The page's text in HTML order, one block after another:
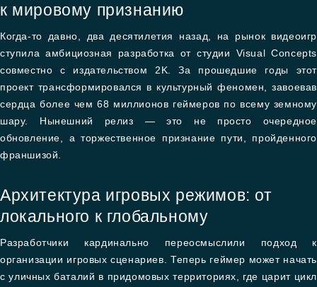
к мировому признанию
Когда-то давно, два десятилетия назад, на рынок видеоигр
ступила амбициозная разработка от студии Visual Concepts
совместно с издательством 2K. За прошедшие годы этот
проект трансформировался в культурный феномен, завоевав
сердца более чем 68 миллионов геймеров по всему земному
шару. Нынешний релиз — это не просто очередное
обновление, а торжественное признание пути, пройденного
франшизой.
Архитектура игровых режимов: от
локального к глобальному
Разработчики кардинально переосмыслили подход к
организации игровых сценариев. Теперь геймер может начать
с уличных баталий в придомовых территориях, где царит цикл